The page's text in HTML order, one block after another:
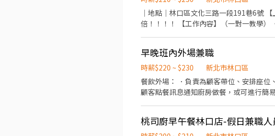
｜地點｜林口區文化三路一段191巷6號 【上班時間】 08:00–14:00 【薪資】 時薪 $210–$230（依能力調整） 國定假日雙
倍！！！！ 【工作內容】（一對一教學） ・餐點製作（麵、麵包沙拉組裝） ・飲料調製 ・櫃檯點餐 ・環境整理 【我們給你的】
早晚班內外場兼職
時薪$220 ~ $230
新北市林口區
餐飲外場： ．負責為顧客帶位、安排座
顧客點餐訊息通知廚房做餐，或可進行簡
重量。 ．負責擺盤、打包外帶服務。
桃司廚早午餐林口店-假日兼職人